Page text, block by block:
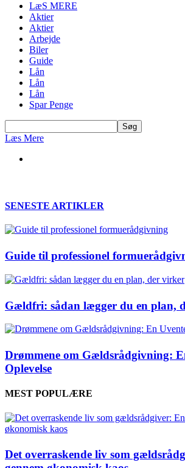
LæS MERE
Aktier
Aktier
Arbejde
Biler
Guide
Lån
Lån
Lån
Spar Penge
Læs Mere
SENESTE ARTIKLER
Guide til professionel
Gældfri: sådan lægger du en plan,
Drømmene om Gældsrådgivning:
Oplevelse
MEST POPULÆRE
Det overraskende liv som